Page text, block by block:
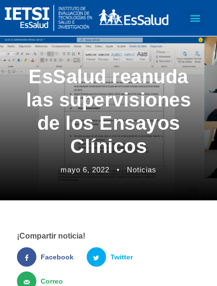
EsSalud reanuda
las supervisiones
de los Ensayos
Clínicos
mayo 6, 2022 • Noticias
¡Compartir noticia!
Facebook Twitter
Correo